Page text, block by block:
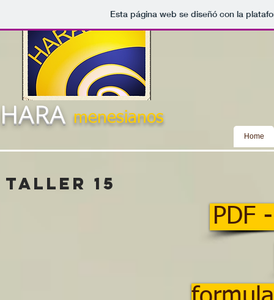
Esta página web se diseñó con la
HARA menesianos
Home
taller 15
PDF